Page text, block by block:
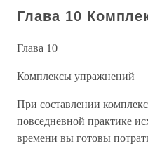
Глава 10
Глава 10
Комплексы упражнений
При составлении
повседневной практике
времени вы готовы